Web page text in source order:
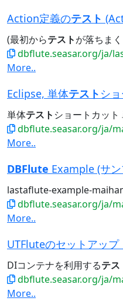
Action定義のテスト
(最初からテストが落ちまく
dbflute.seasar.org/ja/
More..
Eclipse, 単体テスト シ
単体テスト ショートカット
dbflute.seasar.org/ja/manual/
More..
DBFlute Example (サ
lastaflute-example-
dbflute.seasar.org/ja/
More..
UTFluteのセットアップ
DIコンテナを利用するテス
dbflute.seasar.org/ja/
More..